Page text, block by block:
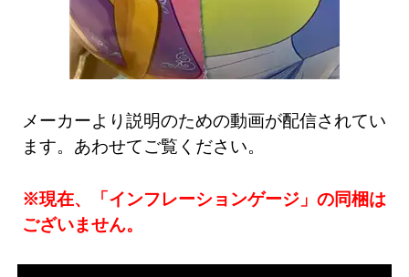
メーカーより説明のための動画が配信されてい
ます。あわせてご覧ください。
※現在、「インフレーションゲージ」の同梱は
ございません。